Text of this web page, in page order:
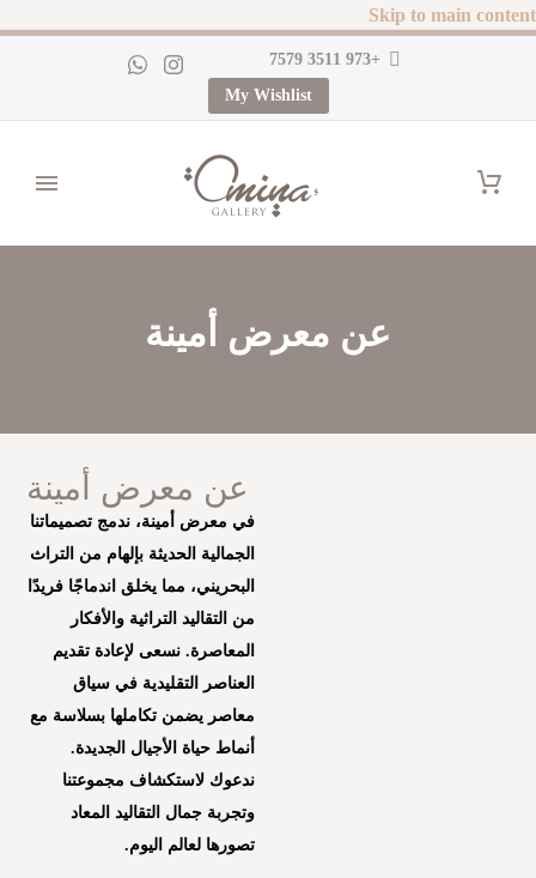
Skip to main content
+973 3511 7579
My Wishlist
عن معرض أمينة
عن معرض أمينة
في معرض أمينة، ندمج تصميماتنا
الجمالية الحديثة بإلهام من التراث
البحريني، مما يخلق اندماجًا فريدًا
من التقاليد التراثية والأفكار
المعاصرة. نسعى لإعادة تقديم
العناصر التقليدية في سياق
معاصر يضمن تكاملها بسلاسة مع
أنماط حياة الأجيال الجديدة.
ندعوك لاستكشاف مجموعتنا
وتجربة جمال التقاليد المعاد
تصورها لعالم اليوم.